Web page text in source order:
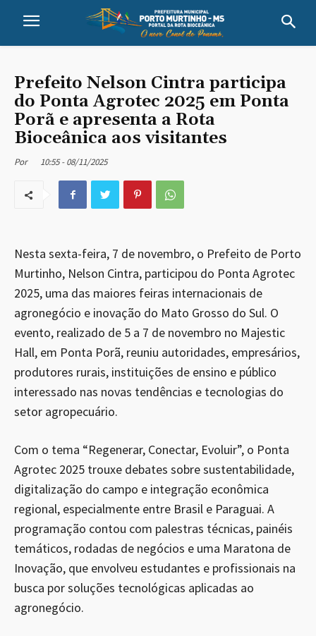
Prefeito Nelson Cintra participa
do Ponta Agrotec 2025 em Ponta
Porã e apresenta a Rota
Bioceânica aos visitantes
Por 10:55 - 08/11/2025
Nesta sexta-feira, 7 de novembro, o Prefeito de Porto
Murtinho, Nelson Cintra, participou do Ponta Agrotec
2025, uma das maiores feiras internacionais de
agronegócio e inovação do Mato Grosso do Sul. O
evento, realizado de 5 a 7 de novembro no Majestic
Hall, em Ponta Porã, reuniu autoridades, empresários,
produtores rurais, instituições de ensino e público
interessado nas novas tendências e tecnologias do
setor agropecuário.
Com o tema “Regenerar, Conectar, Evoluir”, o Ponta
Agrotec 2025 trouxe debates sobre sustentabilidade,
digitalização do campo e integração econômica
regional, especialmente entre Brasil e Paraguai. A
programação contou com palestras técnicas, painéis
temáticos, rodadas de negócios e uma Maratona de
Inovação, que envolveu estudantes e profissionais na
busca por soluções tecnológicas aplicadas ao
agronegócio.